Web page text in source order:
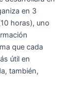
en 3
horas), uno
que cada
útil en
también,